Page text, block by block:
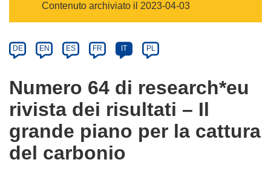
Category
Contenuto archiviato il 2023-04-03
Article
available
the
following
languages:
DE EN ES FR IT PL
Numero 64 di research*eu
rivista dei risultati – Il
grande piano per la cattura
del carbonio